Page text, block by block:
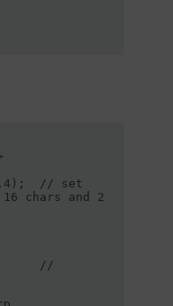
// set
chars and 2